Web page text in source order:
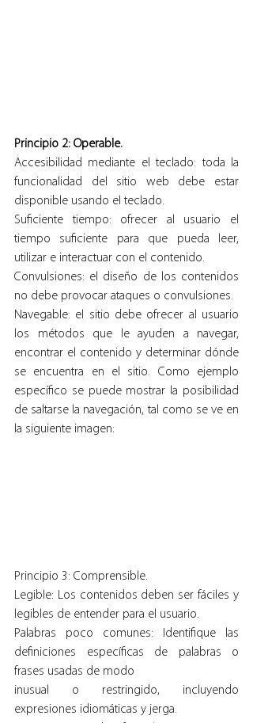
Principio 2: Operable.
Accesibilidad mediante el teclado: toda la
funcionalidad del sitio web debe estar
disponible usando el teclado.
Suficiente tiempo: ofrecer al usuario el
tiempo suficiente para que pueda leer,
utilizar e interactuar con el contenido.
Convulsiones: el diseño de los contenidos
no debe provocar ataques o convulsiones.
Navegable: el sitio debe ofrecer al usuario
los métodos que le ayuden a navegar,
encontrar el contenido y determinar dónde
se encuentra en el sitio. Como ejemplo
específico se puede mostrar la posibilidad
de saltarse la navegación, tal como se ve en
la siguiente imagen:
Principio 3: Comprensible.
Legible: Los contenidos deben ser fáciles y
legibles de entender para el usuario.
Palabras poco comunes: Identifique las
definiciones específicas de palabras o
frases usadas de modo
inusual o restringido, incluyendo
expresiones idiomáticas y jerga.